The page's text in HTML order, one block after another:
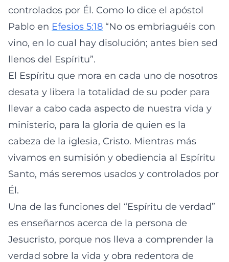
controlados por Él. Como lo dice el apóstol
Pablo en Efesios 5:18 “No os embriaguéis con
vino, en lo cual hay disolución; antes bien sed
llenos del Espíritu”.
El Espíritu que mora en cada uno de nosotros
desata y libera la totalidad de su poder para
llevar a cabo cada aspecto de nuestra vida y
ministerio, para la gloria de quien es la
cabeza de la iglesia, Cristo. Mientras más
vivamos en sumisión y obediencia al Espíritu
Santo, más seremos usados y controlados por
Él.
Una de las funciones del “Espíritu de verdad”
es enseñarnos acerca de la persona de
Jesucristo, porque nos lleva a comprender la
verdad sobre la vida y obra redentora de